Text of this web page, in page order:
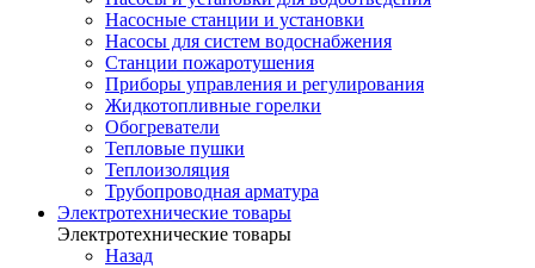
Насосные станции и установки
Насосы для систем водоснабжения
Станции пожаротушения
Приборы управления и регулирования
Жидкотопливные горелки
Обогреватели
Тепловые пушки
Теплоизоляция
Трубопроводная арматура
Электротехнические товары
Электротехнические товары
Назад